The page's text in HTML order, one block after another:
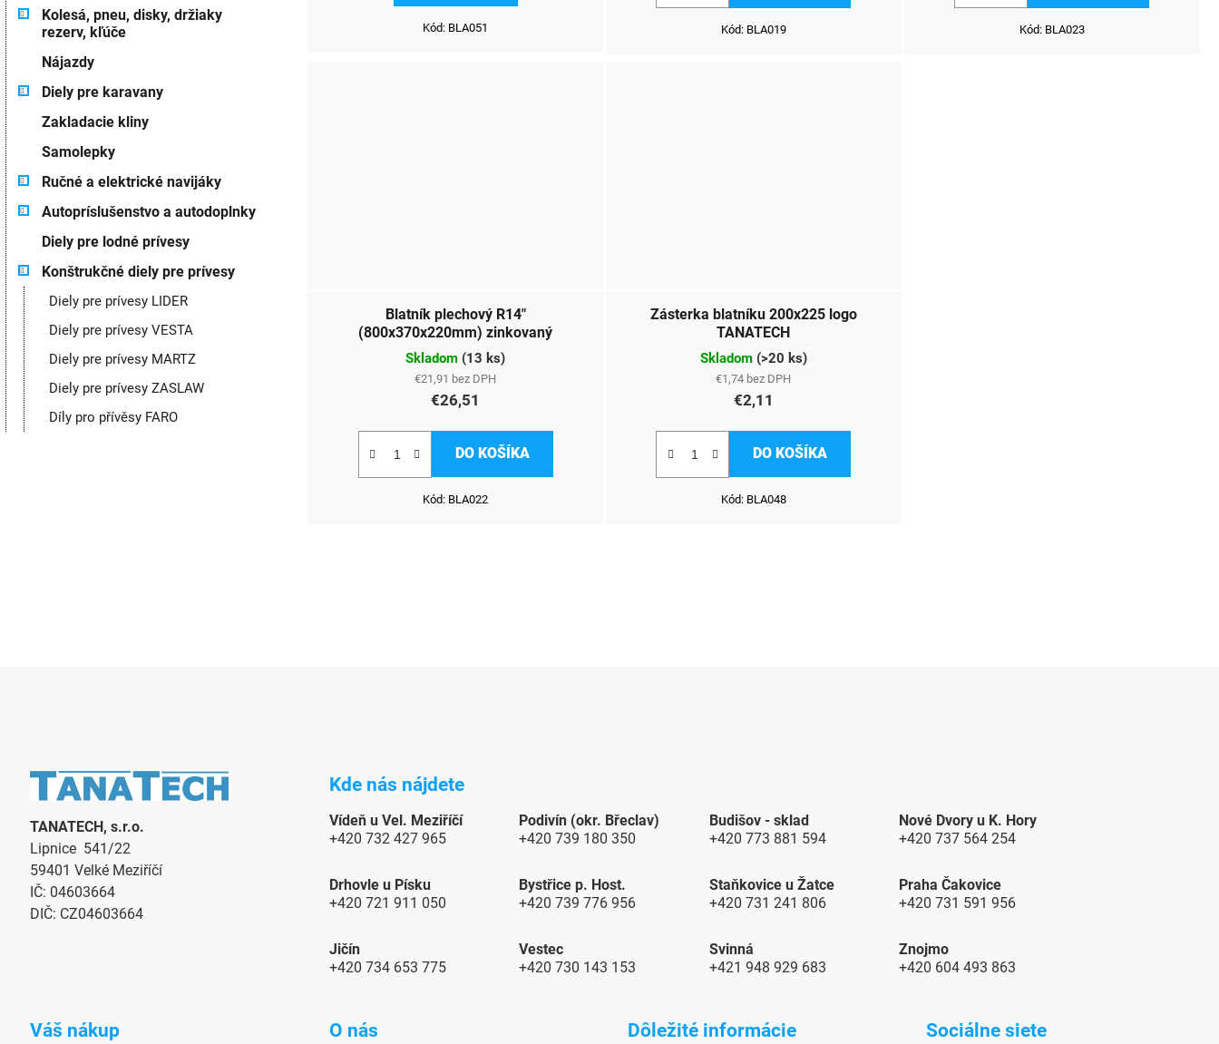
Kolesá, pneu, disky, držiaky
rezerv, kľúče
Nájazdy
Diely pre karavany
Zakladacie kliny
Samolepky
Ručné a elektrické navijáky
Autopríslušenstvo a autodoplnky
Diely pre lodné prívesy
Konštrukčné diely pre prívesy
Diely pre prívesy LIDER
Diely pre prívesy VESTA
Diely pre prívesy MARTZ
Diely pre prívesy ZASLAW
Díly pro přívěsy FARO
Kód: BLA051 Kód: BLA019 Kód: BLA023
Blatník plechový R14"
(800x370x220mm) zinkovaný
Skladom (13 ks)
€21,91 bez DPH
€26,51
DO KOŠÍKA
Kód: BLA022
Zásterka blatníku 200x225 logo
TANATECH
Skladom (>20 ks)
€1,74 bez DPH
€2,11
DO KOŠÍKA
Kód: BLA048
v
ý
i
s
TANATECH, s.r.o.
Lipnice 541/22
59401 Velké Meziříčí
IČ: 04603664
DIČ: CZ04603664
Kde nás nájdete
Vídeň u Vel. Meziříčí
+420 732 427 965
Podivín (okr. Břeclav)
+420 739 180 350
Budišov - sklad
+420 773 881 594
Nové Dvory u K. Hory
+420 737 564 254
Drhovle u Písku
+420 721 911 050
Bystřice p. Host.
+420 739 776 956
Staňkovice u Žatce
+420 731 241 806
Praha Čakovice
+420 731 591 956
Jičín
+420 734 653 775
Vestec
+420 730 143 153
Svinná
+421 948 929 683
Znojmo
+420 604 493 863
Váš nákup O nás Dôležité informácie Sociálne siete